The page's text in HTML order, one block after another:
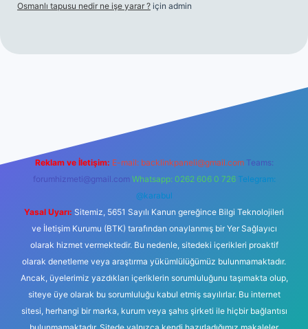
Osmanlı tapusu nedir ne işe yarar ? için admin
Reklam ve İletişim: E-mail: backlinkpaneli@gmail.com Teams:
forumhizmeti@gmail.com Whatsapp: 0262 606 0 726 Telegram:
@karabul
Yasal Uyarı: Sitemiz, 5651 Sayılı Kanun gereğince Bilgi Teknolojileri
ve İletişim Kurumu (BTK) tarafından onaylanmış bir Yer Sağlayıcı
olarak hizmet vermektedir. Bu nedenle, sitedeki içerikleri proaktif
olarak denetleme veya araştırma yükümlülüğümüz bulunmamaktadır.
Ancak, üyelerimiz yazdıkları içeriklerin sorumluluğunu taşımakta olup,
siteye üye olarak bu sorumluluğu kabul etmiş sayılırlar. Bu internet
sitesi, herhangi bir marka, kurum veya şahıs şirketi ile hiçbir bağlantısı